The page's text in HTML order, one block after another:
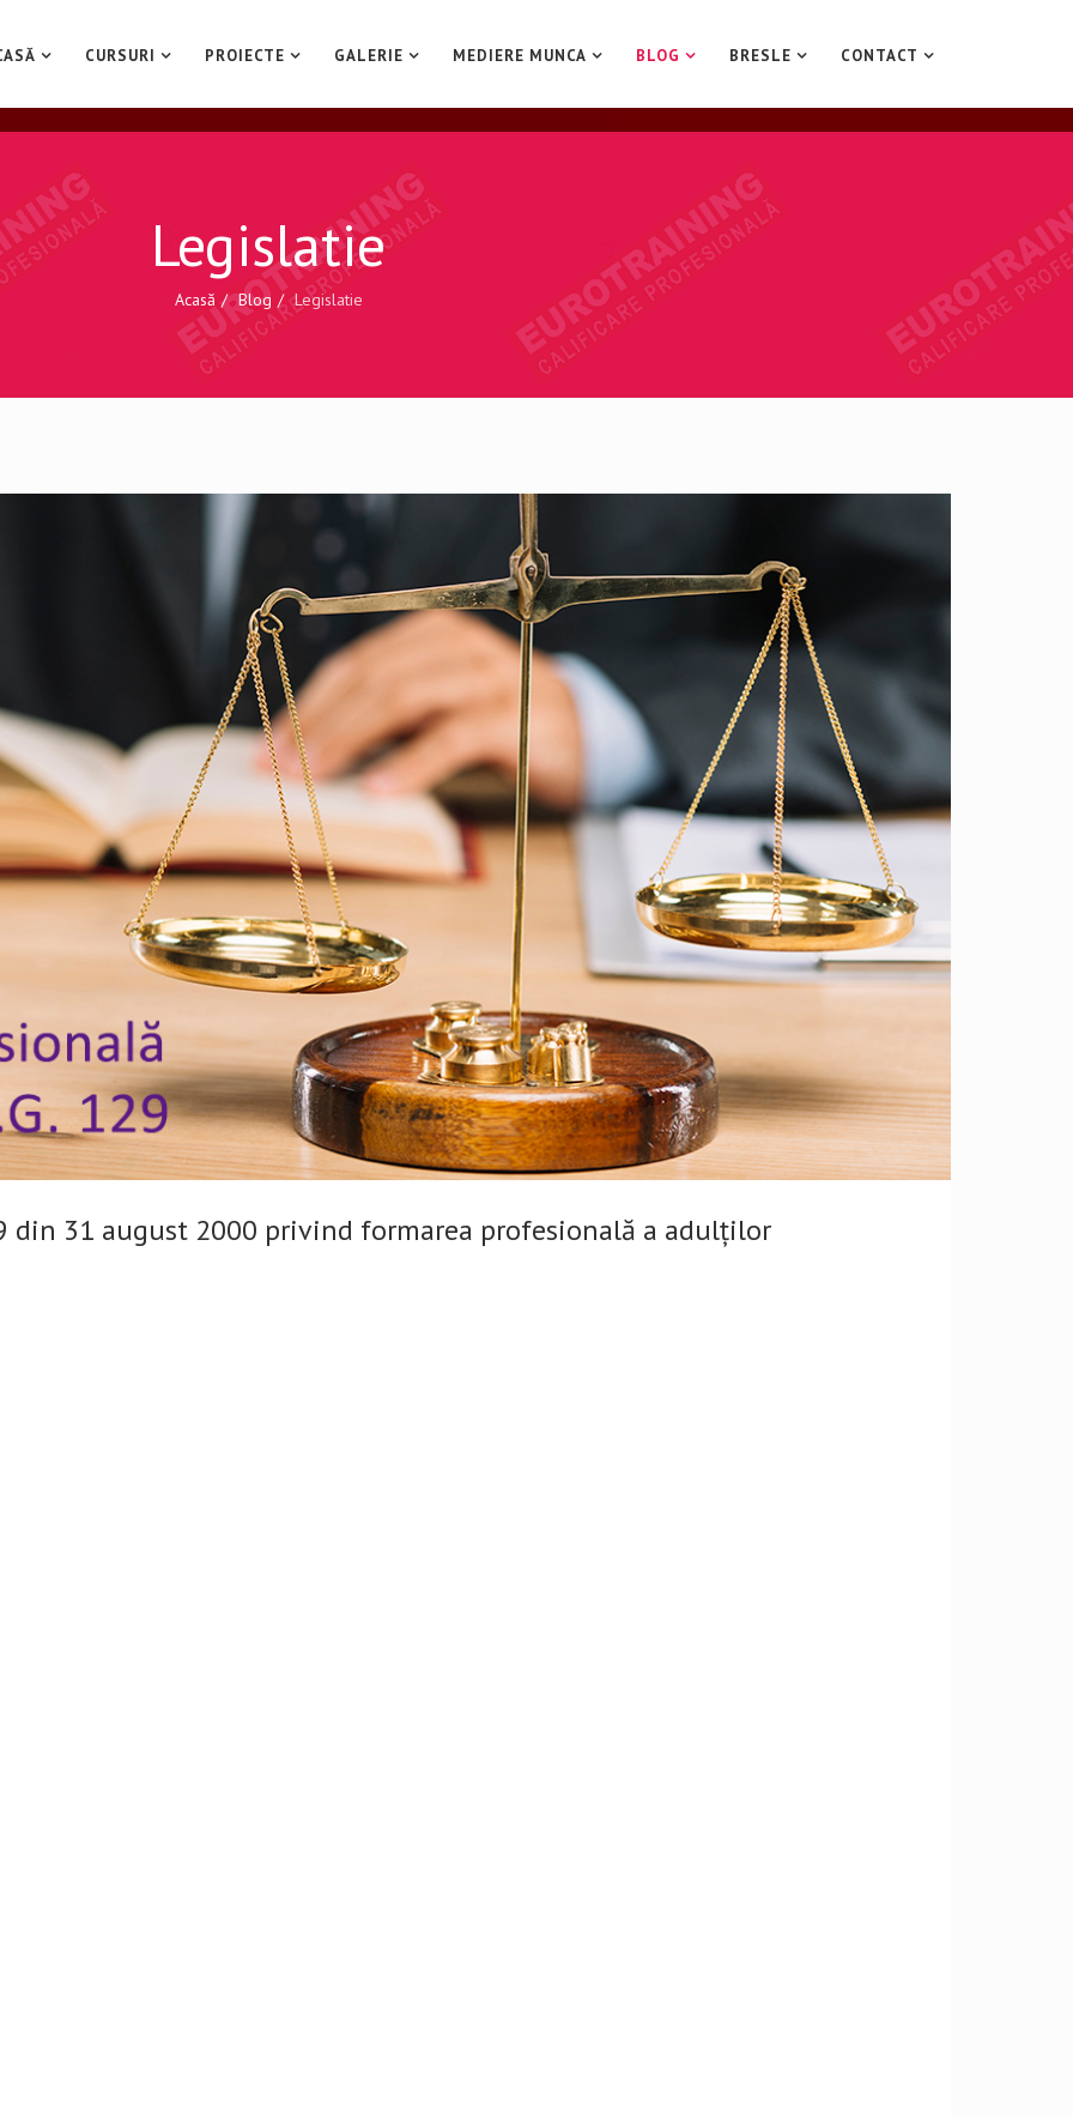
CURSURI PROIECTE GALERIE MEDIERE MUNCA BLOG BRESLE CONTACT
Legislatie
Acasă Blog Legislatie
din 31 august 2000 privind formarea profesională a adulţilor